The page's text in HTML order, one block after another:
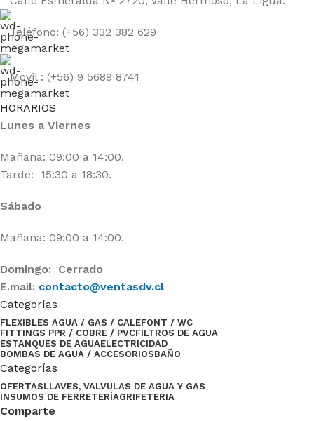
Teléfono: (+56) 332 382 629
Movil : (+56) 9 5689 8741
HORARIOS
Lunes a Viernes
Mañana: 09:00 a 14:00.
Tarde: 15:30 a 18:30.
Sábado
Mañana: 09:00 a 14:00.
Domingo: Cerrado
E.mail: contacto@ventasdv.cl
Categorías
FLEXIBLES AGUA / GAS / CALEFONT / WC
FITTINGS PPR / COBRE / PVCFILTROS DE AGUA
ESTANQUES DE AGUAELECTRICIDAD
BOMBAS DE AGUA / ACCESORIOSBAÑO
Categorías
OFERTASLLAVES, VALVULAS DE AGUA Y GAS
INSUMOS DE FERRETERÍAGRIFETERIA
Comparte